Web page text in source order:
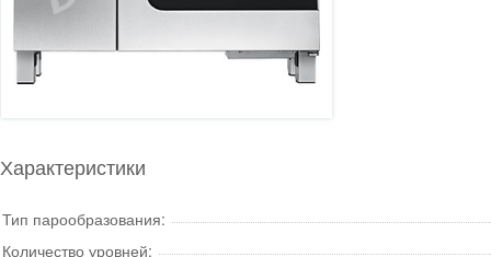
Характеристики
Тип парообразования:
Количество уровней: